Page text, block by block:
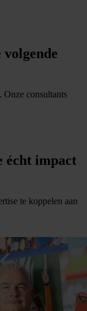
consultants
écht impact
te koppelen aan